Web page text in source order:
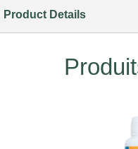
Product Details